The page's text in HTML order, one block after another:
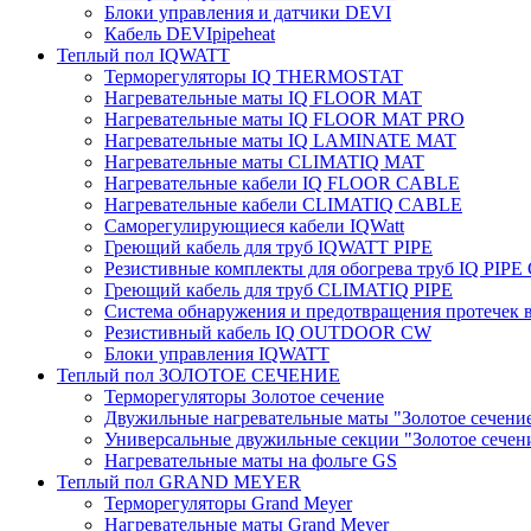
Блоки управления и датчики DEVI
Кабель DEVIpipeheat
Теплый пол IQWATT
Терморегуляторы IQ THERMOSTAT
Нагревательные маты IQ FLOOR MAT
Нагревательные маты IQ FLOOR MAT PRO
Нагревательные маты IQ LAMINATE MAT
Нагревательные маты CLIMATIQ MAT
Нагревательные кабели IQ FLOOR CABLE
Нагревательные кабели CLIMATIQ CABLE
Саморегулирующиеся кабели IQWatt
Греющий кабель для труб IQWATT PIPE
Резистивные комплекты для обогрева труб IQ PIPE
Греющий кабель для труб CLIMATIQ PIPE
Система обнаружения и предотвращения протечек
Резистивный кабель IQ OUTDOOR CW
Блоки управления IQWATT
Теплый пол ЗОЛОТОЕ СЕЧЕНИЕ
Терморегуляторы Золотое сечение
Двужильные нагревательные маты "Золотое
Универсальные двужильные секции "Золотое
Нагревательные маты на фольге GS
Теплый пол GRAND MEYER
Терморегуляторы Grand Meyer
Нагревательные маты Grand Meyer